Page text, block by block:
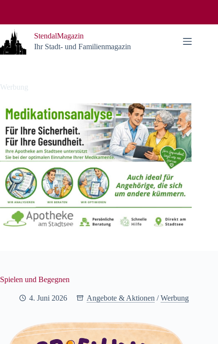
StendalMagazin
Ihr Stadt- und Familienmagazin
Werbung
Spielen und Begegnen
4. Juni 2026 Angebote & Aktionen /Werbung